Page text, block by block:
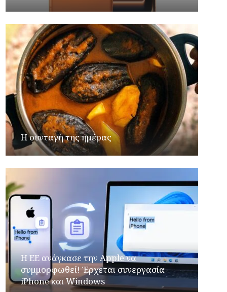
Η συνταγή της ημέρας
H ΕΕ ανάγκασε την Apple να
συμμορφωθεί! Έρχεται συνεργασία
iPhone και Windows